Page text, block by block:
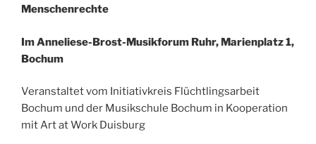
Menschenrechte
Im Anneliese-Brost-Musikforum Ruhr, Marienplatz 1,
Bochum
Veranstaltet vom Initiativkreis Flüchtlingsarbeit
Bochum und der Musikschule Bochum in Kooperation
mit Art at Work Duisburg